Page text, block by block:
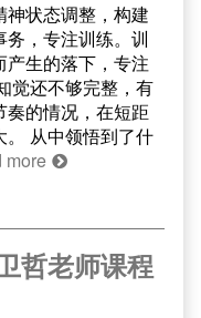
状态调整，构建
，专注训练。训
生的落下，专注
觉还不够完整，有
的情况，在短距
从中领悟到了什
more
哲老师课程